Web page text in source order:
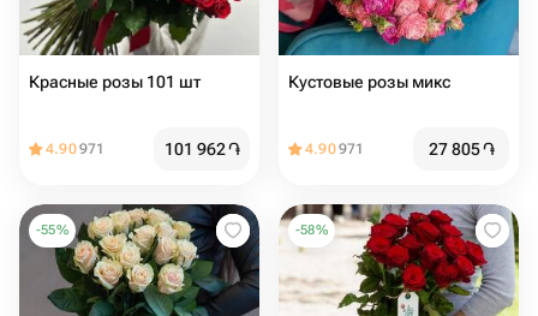
Красные розы 101 шт
4.90971 101 962֏
Кустовые розы микс
4.90971 27 805֏
-55% -58%